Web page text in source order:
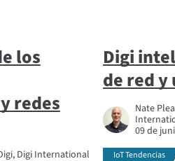
los
redes
Digi International
Digi
de red y
Nate
09 de
IoT Tendencias